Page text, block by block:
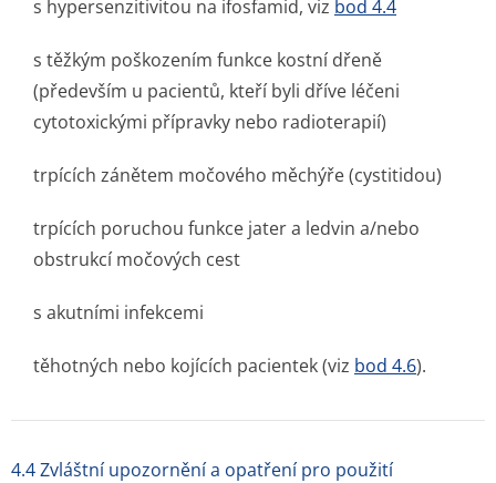
s hypersenzitivitou na ifosfamid, viz bod 4.4
s těžkým poškozením funkce kostní dřeně
(především u pacientů, kteří byli dříve léčeni
cytotoxickými přípravky nebo radioterapií)
trpících zánětem močového měchýře (cystitidou)
trpících poruchou funkce jater a ledvin a/nebo
obstrukcí močových cest
s akutními infekcemi
těhotných nebo kojících pacientek (viz bod 4.6).
4.4 Zvláštní upozornění a opatření pro použití